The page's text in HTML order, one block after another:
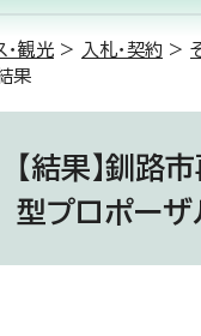
・観光 > 入札・契約 >
果
【結果】釧
型プロポー